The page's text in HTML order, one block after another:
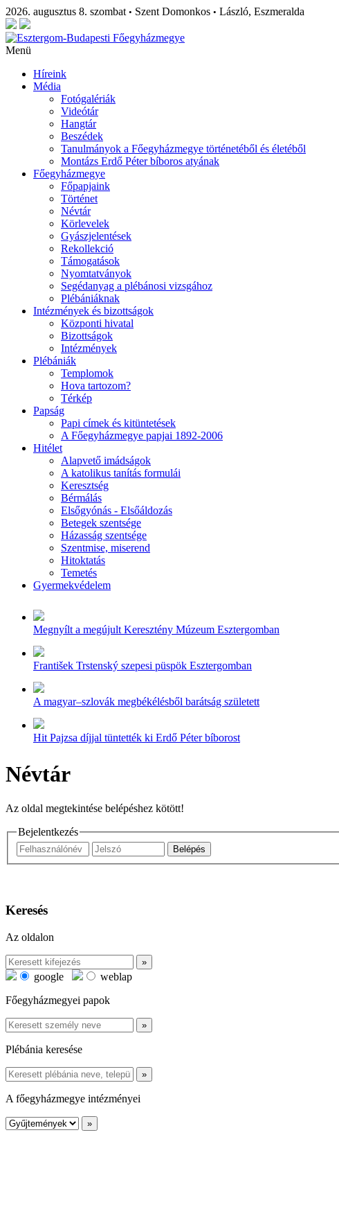
2026. augusztus 8. szombat • Szent Domonkos • László, Eszmeralda
Menü
Híreink
Média
Fotógalériák
Videótár
Hangtár
Beszédek
Tanulmányok a Főegyházmegye történetéből és életéből
Montázs Erdő Péter bíboros atyának
Főegyházmegye
Főpapjaink
Történet
Névtár
Körlevelek
Gyászjelentések
Rekollekció
Támogatások
Nyomtatványok
Segédanyag a plébánosi vizsgához
Plébániáknak
Intézmények és bizottságok
Központi hivatal
Bizottságok
Intézmények
Plébániák
Templomok
Hova tartozom?
Térkép
Papság
Papi címek és kitüntetések
A Főegyházmegye papjai 1892-2006
Hitélet
Alapvető imádságok
A katolikus tanítás formulái
Keresztség
Bérmálás
Elsőgyónás - Elsőáldozás
Betegek szentsége
Házasság szentsége
Szentmise, miserend
Hitoktatás
Temetés
Gyermekvédelem
Megnyílt a megújult Keresztény Múzeum Esztergomban
František Trstenský szepesi püspök Esztergomban
A magyar–szlovák megbékélésből barátság született
Hit Pajzsa díjjal tüntették ki Erdő Péter bíborost
Névtár
Az oldal megtekintése belépéshez kötött!
Bejelentkezés
Keresés
Az oldalon
google
weblap
Főegyházmegyei papok
Plébánia keresése
A főegyházmegye intézményei